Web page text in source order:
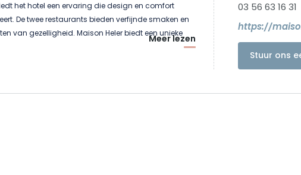
het hotel een ervaring die design en comfort
De twee restaurants bieden verfijnde smaken en
van gezelligheid. Maison Heler biedt een unieke
met de emblematische 9e verdieping, een echt huis
Meer lezen
03 56 63 16 31
https://
Stuur ons